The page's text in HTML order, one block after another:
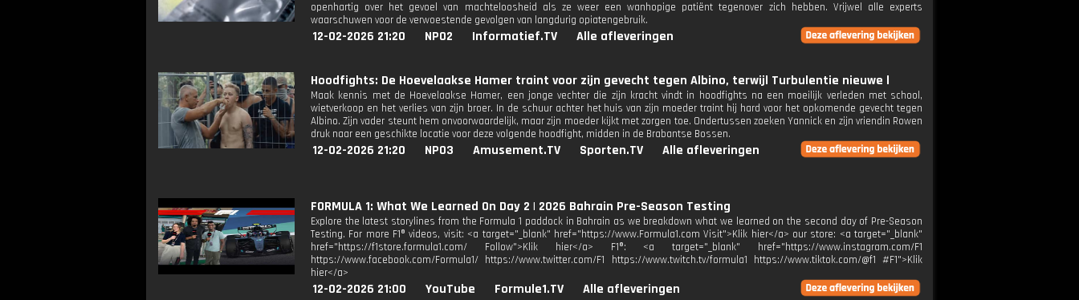
openhartig over het gevoel van machteloosheid als ze weer een wanhopige patiënt tegenover zich hebben. Vrijwel alle experts
waarschuwen voor de verwoestende gevolgen van langdurig opiatengebruik.
12-02-2026 21:20 NPO2 Informatief.TV Alle afleveringen
Hoodfights: De Hoevelaakse Hamer traint voor zijn gevecht tegen Albino, terwijl Turbulentie nieuwe l
Maak kennis met de Hoevelaakse Hamer, een jonge vechter die zijn kracht vindt in hoodfights na een moeilijk verleden met school,
wietverkoop en het verlies van zijn broer. In de schuur achter het huis van zijn moeder traint hij hard voor het opkomende gevecht tegen
Albino. Zijn vader steunt hem onvoorwaardelijk, maar zijn moeder kijkt met zorgen toe. Ondertussen zoeken Yannick en zijn vriendin Rowen
druk naar een geschikte locatie voor deze volgende hoodfight, midden in de Brabantse Bossen.
12-02-2026 21:20 NPO3 Amusement.TV Sporten.TV Alle afleveringen
FORMULA 1: What We Learned On Day 2 | 2026 Bahrain Pre-Season Testing
Explore the latest storylines from the Formula 1 paddock in Bahrain as we breakdown what we learned on the second day of Pre-Season
Testing. For more F1® videos, visit: <a target="_blank" href="https://www.Formula1.com Visit">Klik hier</a> our store: <a target="_blank"
href="https://f1store.formula1.com/ Follow">Klik hier</a> F1®: <a target="_blank" href="https://www.instagram.com/F1
https://www.facebook.com/Formula1/ https://www.twitter.com/F1 https://www.twitch.tv/formula1 https://www.tiktok.com/@f1 #F1">Klik
hier</a>
12-02-2026 21:00 YouTube Formule1.TV Alle afleveringen